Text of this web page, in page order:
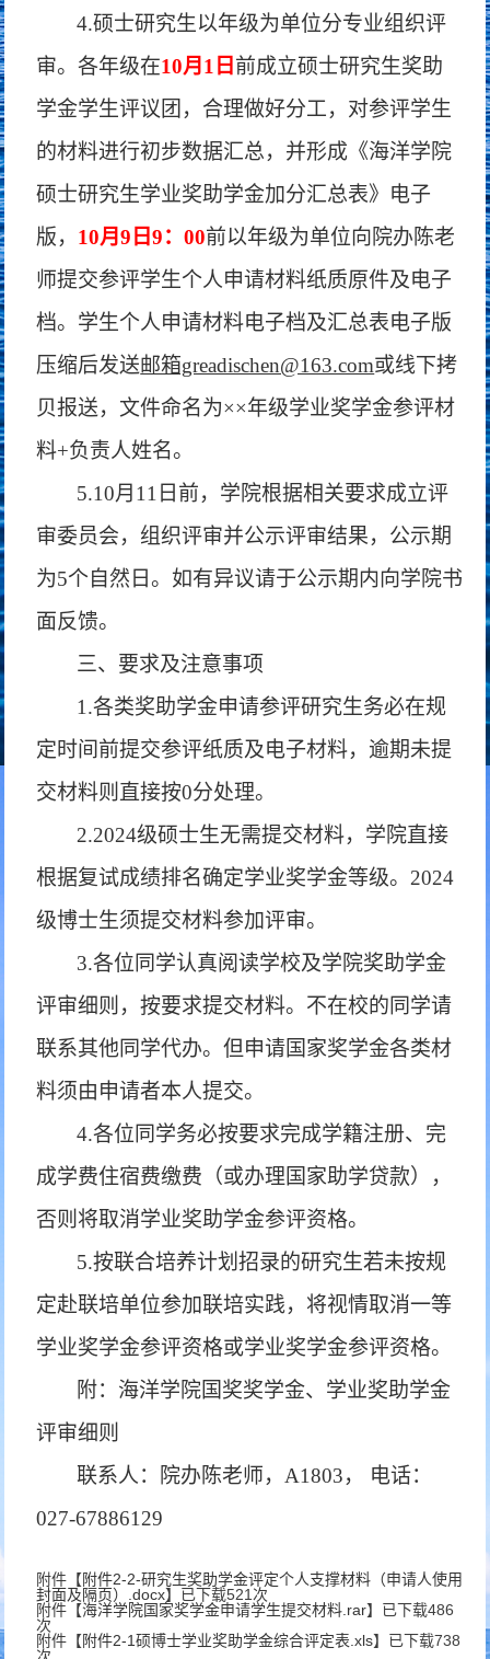
4.硕士研究生以年级为单位分专业组织评
审。各年级在10月1日 前成立硕士研究生奖助
学金学生评议团，合理做好分工，对参评学生
的材料进行初步数据汇总，并形成《海洋学院
硕士研究生学业奖助学金加分汇总表》电子
版， 10月9日9：00前以年级为单位向院办陈老
师提交参评学生个人申请材料纸质原件及电子
档。学生个人申请材料电子档及汇总表电子版
压缩后发送邮箱greadischen@163.com或线下拷
贝报送，文件命名为××年级学业奖学金参评材
料+负责人姓名。
5.10月11日前，学院根据相关要求成立评
审委员会，组织评审并公示评审结果，公示期
为5个自然日。如有异议请于公示期内向学院书
面反馈。
三、要求及注意事项
1.各类奖助学金申请参评研究生务必在规
定时间前提交参评纸质及电子材料，逾期未提
交材料则直接按0分处理。
2.2024级硕士生无需提交材料，学院直接
根据复试成绩排名确定学业奖学金等级。2024
级博士生须提交材料参加评审。
3.各位同学认真阅读学校及学院奖助学金
评审细则，按要求提交材料。不在校的同学请
联系其他同学代办。但申请国家奖学金各类材
料须由申请者本人提交。
4.各位同学务必按要求完成学籍注册、完
成学费住宿费缴费（或办理国家助学贷款），
否则将取消学业奖助学金参评资格。
5.按联合培养计划招录的研究生若未按规
定赴联培单位参加联培实践，将视情取消一等
学业奖学金参评资格或学业奖学金参评资格。
附： 海洋学院国奖奖学金、学业奖助学金
评审细则
联系人：院办陈老师，A1803， 电话：
027-67886129
附件【附件2-2-研究生奖助学金评定个人支撑材料（申请人使用
封面及隔页）.docx】已下载521 次
附件【海洋学院国家奖学金申请学生提交材料.rar】已下载486
次
附件【附件2-1硕博士学业奖助学金综合评定表.xls】已下载738